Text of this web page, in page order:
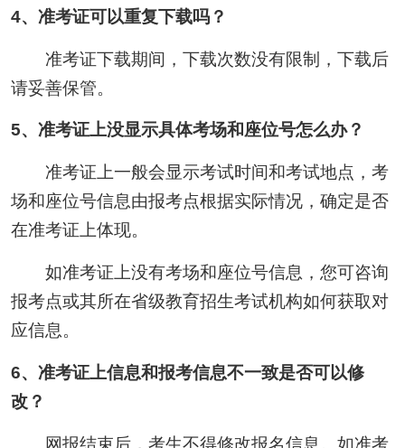
4、准考证可以重复下载吗？
准考证下载期间，下载次数没有限制，下载后
请妥善保管。
5、准考证上没显示具体考场和座位号怎么办？
准考证上一般会显示考试时间和考试地点，考
场和座位号信息由报考点根据实际情况，确定是否
在准考证上体现。
如准考证上没有考场和座位号信息，您可咨询
报考点或其所在省级教育招生考试机构如何获取对
应信息。
6、准考证上信息和报考信息不一致是否可以修
改？
网报结束后，考生不得修改报名信息。如准考